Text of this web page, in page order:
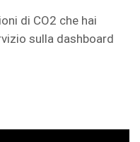
di CO2 che hai
sulla dashboard